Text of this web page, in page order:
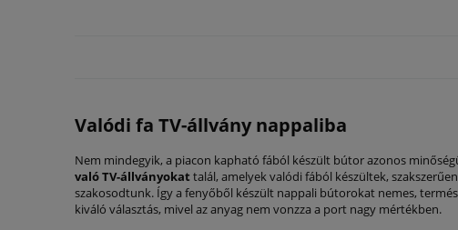
Valódi fa TV-állvány nappaliba
Nem mindegyik, a piacon kapható fából készült bútor azonos
való TV-állványokat talál, amelyek valódi fából készültek,
szakosodtunk. Így a fenyőből készült nappali bútorokat nemes,
kiváló választás, mivel az anyag nem vonzza a port nagy mértékben.